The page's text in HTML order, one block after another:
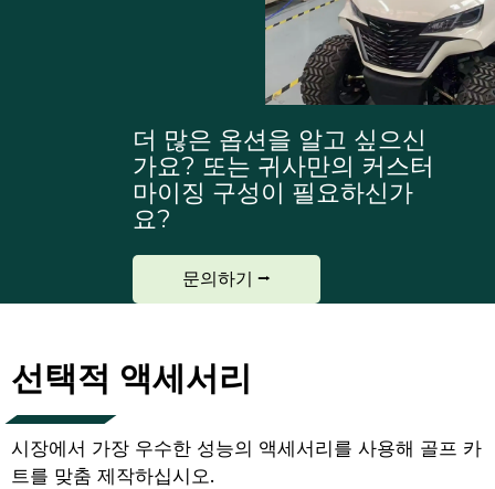
더 많은 옵션을 알고 싶으신
가요? 또는 귀사만의 커스터
마이징 구성이 필요하신가
요?
문의하기 ⭢
선택적 액세서리
시장에서 가장 우수한 성능의 액세서리를 사용해 골프 카
트를 맞춤 제작하십시오.